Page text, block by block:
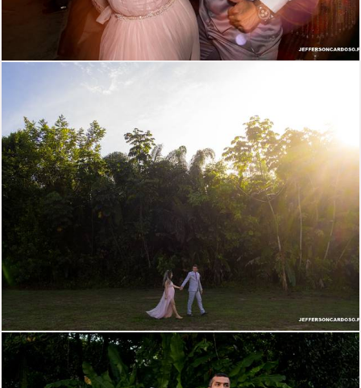
1028 1